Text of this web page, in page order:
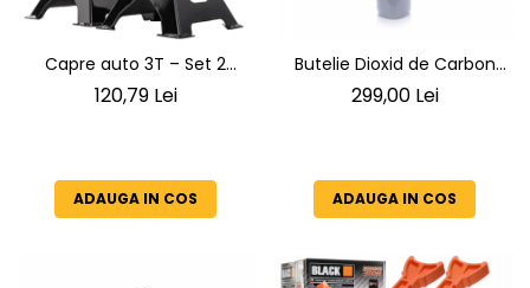
Capre auto 3T – Set 2
bucati, reglabile cu clichet si
120,79 Lei
ADAUGA IN COS
Butelie Dioxid de Carbon
CO2 POWERMAT 8 Litri, 150
299,00 Lei
ADAUGA IN COS